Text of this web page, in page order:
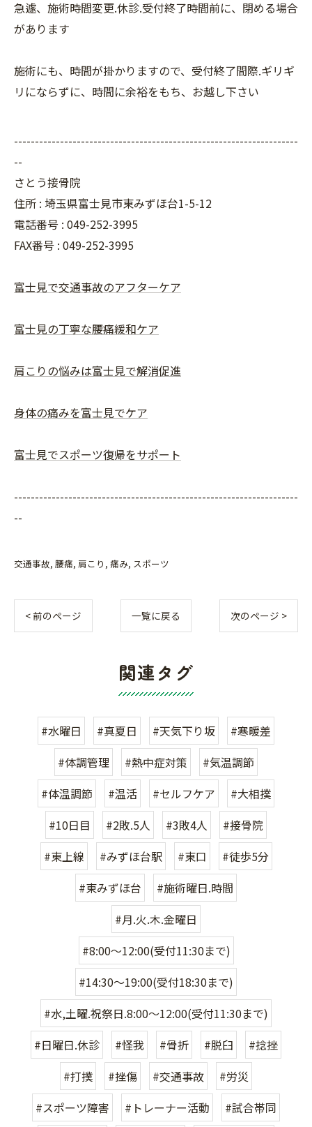
急遽、施術時間変更.休診.受付終了時間前に、閉める場合
があります
施術にも、時間が掛かりますので、受付終了間際.ギリギ
リにならずに、時間に余裕をもち、お越し下さい
--------------------------------------------------------------------
--
さとう接骨院
住所 : 埼玉県富士見市東みずほ台1-5-12
電話番号 : 049-252-3995
FAX番号 : 049-252-3995
富士見で交通事故のアフターケア
富士見の丁寧な腰痛緩和ケア
肩こりの悩みは富士見で解消促進
身体の痛みを富士見でケア
富士見でスポーツ復帰をサポート
--------------------------------------------------------------------
--
交通事故 腰痛 肩こり 痛み スポーツ
< 前のページ 一覧に戻る 次のページ >
関連タグ
#水曜日 #真夏日 #天気下り坂
#寒暖差
#体調管理
#熱中症対策
#気温調節
#体温調節
#温活 #セルフケア
#大相撲
#10日目
#2敗.5人 #3敗4人
#接骨院
#東上線
#みずほ台駅 #東口
#徒歩5分
#東みずほ台
#施術曜日.時間
#月.火.木.金曜日
#8:00〜12:00(受付11:30まで)
#14:30〜19:00(受付18:30まで)
#水,土曜.祝祭日.8:00〜12:00(受付11:30まで)
#日曜日.休診
#怪我 #骨折 #脱臼
#捻挫
#打撲
#挫傷 #交通事故
#労災
#スポーツ障害
#トレーナー活動 #試合帯同